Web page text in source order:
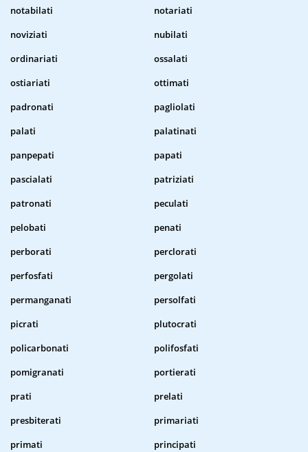
notabilati
notariati
noviziati
nubilati
ordinariati
ossalati
ostiariati
ottimati
padronati
pagliolati
palati
palatinati
panpepati
papati
pascialati
patriziati
patronati
peculati
pelobati
penati
perborati
perclorati
perfosfati
pergolati
permanganati
persolfati
picrati
plutocrati
policarbonati
polifosfati
pomigranati
portierati
prati
prelati
presbiterati
primariati
primati
principati